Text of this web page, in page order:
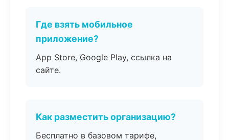
Где взять мобильное
приложение?
App Store, Google Play, ссылка на
сайте.
Как разместить организацию?
Бесплатно в базовом тарифе,